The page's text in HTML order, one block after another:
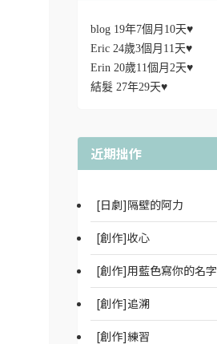
blog 19年7個月10天♥
Eric 24歲3個月11天♥
Erin 20歲11個月2天♥
結髮 27年29天♥
近期拙作
[日劇]隔壁的阿力
[創作]收心
[創作]用藍色寫你的名字
[創作]追溯
[創作]練習